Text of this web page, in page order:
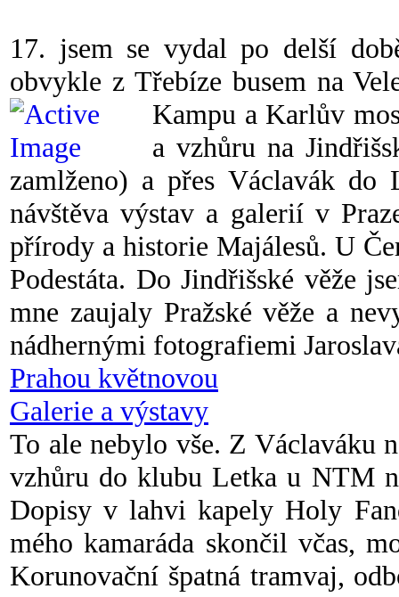
17. jsem se vydal po delší
obvykle z Třebíze busem na
Kampu a Karlův
a vzhůru na
zamlženo) a přes Václavák do
návštěva výstav a galerií v
přírody a historie Majálesů. U
Podestáta. Do Jindřišské věže
mne zaujaly Pražské věže a
nádhernými fotografiemi
Prahou květnovou
Galerie a výstavy
To ale nebylo vše. Z Václaváku
vzhůru do klubu Letka u NTM
Dopisy v lahvi kapely Holy
mého kamaráda skončil včas,
Korunovační špatná tramvaj,